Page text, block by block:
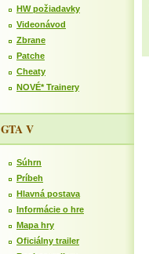
HW požiadavky
Videonávod
Zbrane
Patche
Cheaty
NOVÉ* Trainery
GTA V
Súhrn
Príbeh
Hlavná postava
Informácie o hre
Mapa hry
Oficiálny trailer